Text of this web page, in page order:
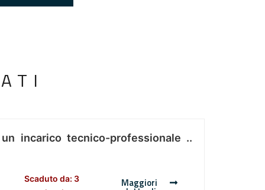
incarico tecnico-professionale ..
Scaduto da: 3
Maggiori